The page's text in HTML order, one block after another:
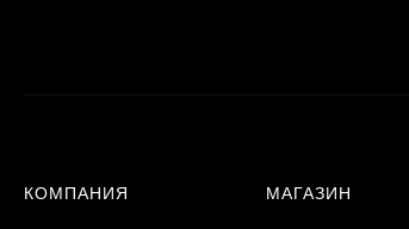
КОМПАНИЯ МАГАЗИН